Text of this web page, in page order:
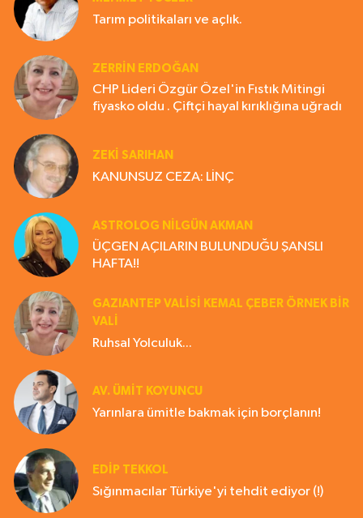
Tarım politikaları ve açlık.
ZERRIN ERDOĞAN
CHP Lideri Özgür Özel'in Fıstık Mitingi
fiyasko oldu . Çiftçi hayal kırıklığına uğradı
ZEKI SARIHAN
KANUNSUZ CEZA: LİNÇ
ASTROLOG NILGÜN AKMAN
ÜÇGEN AÇILARIN BULUNDUĞU ŞANSLI
HAFTA!!
GAZIANTEP VALISI KEMAL ÇEBER ÖRNEK BİR
VALİ
Ruhsal Yolculuk...
AV. ÜMIT KOYUNCU
Yarınlara ümitle bakmak için borçlanın!
EDIP TEKKOL
Sığınmacılar Türkiye'yi tehdit ediyor (!)